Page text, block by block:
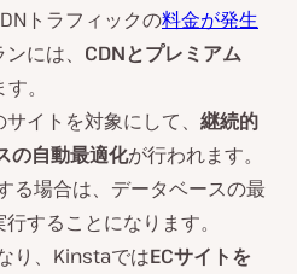
トラフィックの料金が発生
には、 CDNとプレミアム
。
イトを対象にして、 継続的
の自動最適化が行われます。
る場合は、データベースの最
することになります。
り、KinstaではECサイトを